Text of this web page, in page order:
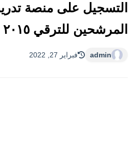
التسجيل على منصة
المرشحين للترقي ٢٠١٥
admin فبراير 27, 2022